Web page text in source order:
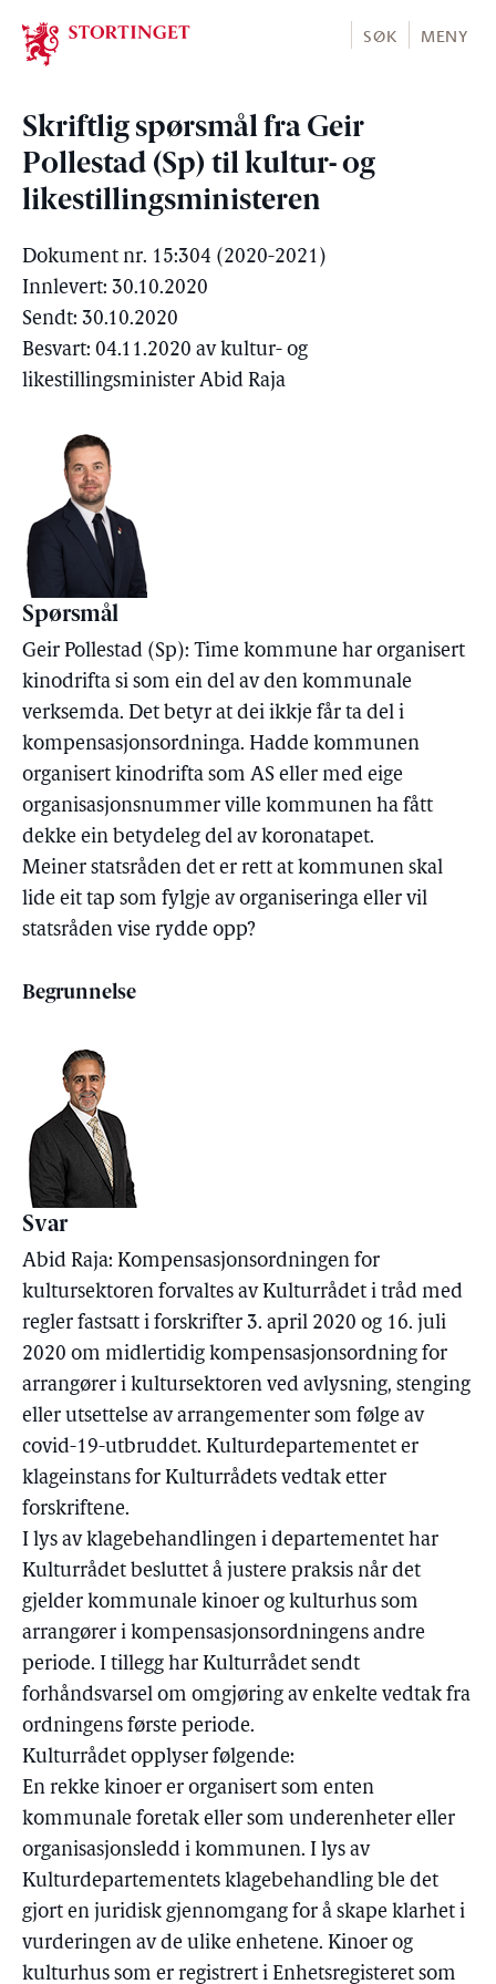
Stortinget.no
SØK MENY
Skriftlig spørsmål fra Geir
Pollestad (Sp) til kultur- og
likestillingsministeren
Dokument nr. 15:304 (2020-2021)
Innlevert: 30.10.2020
Sendt: 30.10.2020
Besvart: 04.11.2020 av kultur- og
likestillingsminister Abid Raja
Spørsmål
Geir Pollestad (Sp): Time kommune har organisert
kinodrifta si som ein del av den kommunale
verksemda. Det betyr at dei ikkje får ta del i
kompensasjonsordninga. Hadde kommunen
organisert kinodrifta som AS eller med eige
organisasjonsnummer ville kommunen ha fått
dekke ein betydeleg del av koronatapet.
Meiner statsråden det er rett at kommunen skal
lide eit tap som fylgje av organiseringa eller vil
statsråden vise rydde opp?
Begrunnelse
Svar
Abid Raja: Kompensasjonsordningen for
kultursektoren forvaltes av Kulturrådet i tråd med
regler fastsatt i forskrifter 3. april 2020 og 16. juli
2020 om midlertidig kompensasjonsordning for
arrangører i kultursektoren ved avlysning, stenging
eller utsettelse av arrangementer som følge av
covid-19-utbruddet. Kulturdepartementet er
klageinstans for Kulturrådets vedtak etter
forskriftene.
I lys av klagebehandlingen i departementet har
Kulturrådet besluttet å justere praksis når det
gjelder kommunale kinoer og kulturhus som
arrangører i kompensasjonsordningens andre
periode. I tillegg har Kulturrådet sendt
forhåndsvarsel om omgjøring av enkelte vedtak fra
ordningens første periode.
Kulturrådet opplyser følgende:
En rekke kinoer er organisert som enten
kommunale foretak eller som underenheter eller
organisasjonsledd i kommunen. I lys av
Kulturdepartementets klagebehandling ble det
gjort en juridisk gjennomgang for å skape klarhet i
vurderingen av de ulike enhetene. Kinoer og
kulturhus som er registrert i Enhetsregisteret som